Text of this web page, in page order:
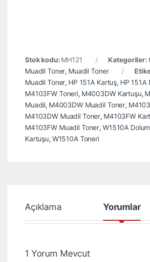
Stok kodu: MH121 Kategoriler:
Muadil Toner, Muadil Toner
Muadil Toner, HP 151A Kartuş, HP 151A
M4103FW Toneri, M4003DW Kartuşu,
Muadil, M4003DW Muadil Toner,
M4103DW Muadil Toner, M4103FW
M4103FW Muadil Toner, W1510A
Kartuşu, W1510A Toneri
Açıklama Yorumlar
1 Yorum Mevcut